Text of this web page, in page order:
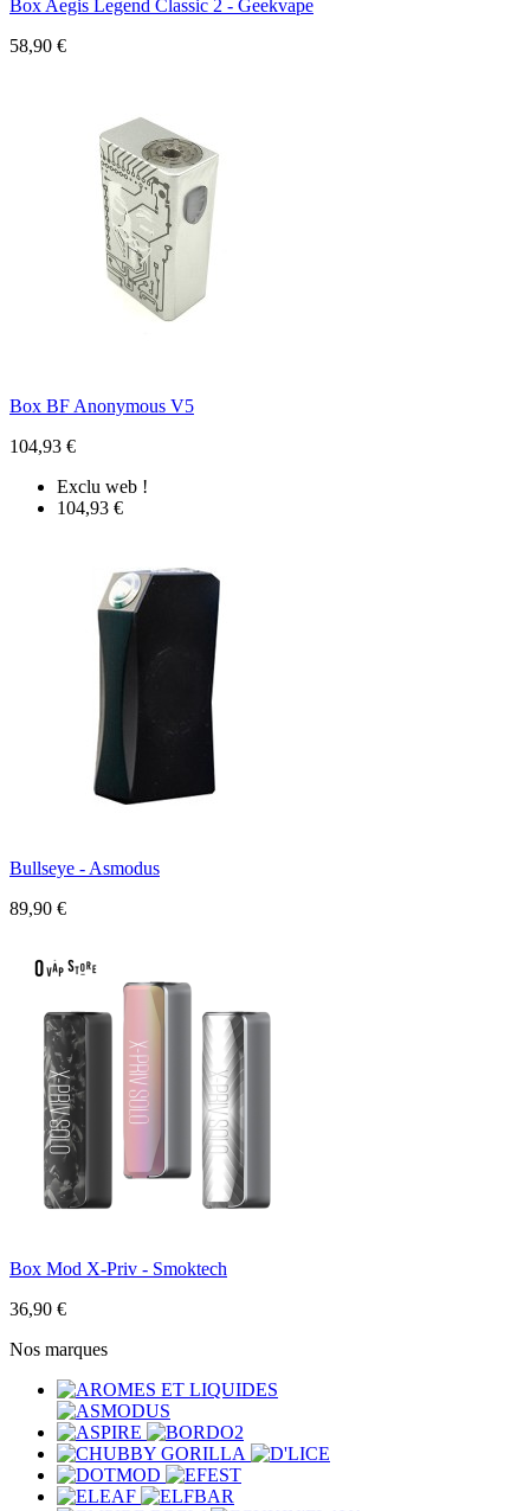
Box Aegis Legend Classic 2 - Geekvape
58,90 €
Box BF Anonymous V5
104,93 €
Exclu web !
104,93 €
Bullseye - Asmodus
89,90 €
Box Mod X-Priv - Smoktech
36,90 €
Nos marques